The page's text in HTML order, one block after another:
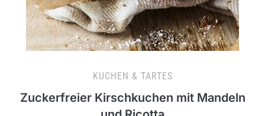
KUCHEN & TARTES
Zuckerfreier Kirschkuchen mit Mandeln